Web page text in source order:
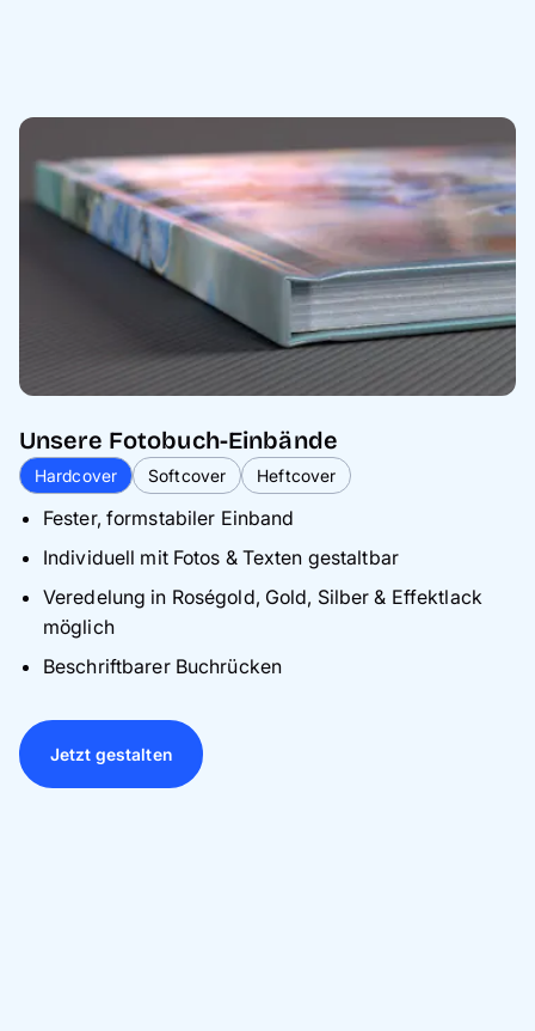
Unsere Fotobuch-Einbände
Hardcover Softcover Heftcover
Fester, formstabiler Einband
Individuell mit Fotos & Texten gestaltbar
Veredelung in Roségold, Gold, Silber & Effektlack
möglich
Beschriftbarer Buchrücken
Jetzt gestalten